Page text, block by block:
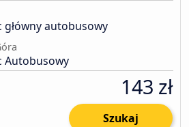
główny autobusowy
Autobusowy
143 zł
Szukaj